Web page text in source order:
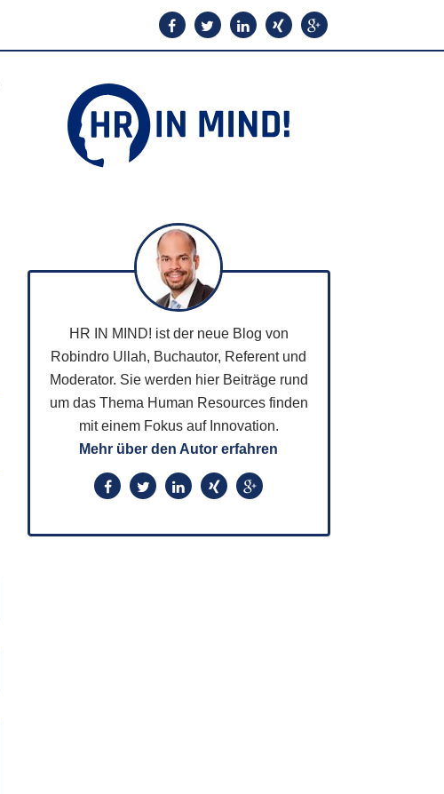
HR IN MIND! ist der neue Blog von
Robindro Ullah, Buchautor, Referent und
Moderator. Sie werden hier Beiträge rund
um das Thema Human Resources finden
mit einem Fokus auf Innovation.
Mehr über den Autor erfahren